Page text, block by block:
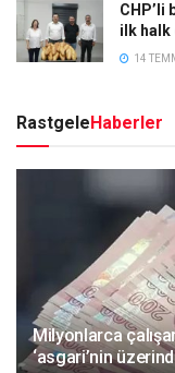
CHP’li
ilk halk
14
Rastgele Haberler
Milyonlarca
‘asgari’nin